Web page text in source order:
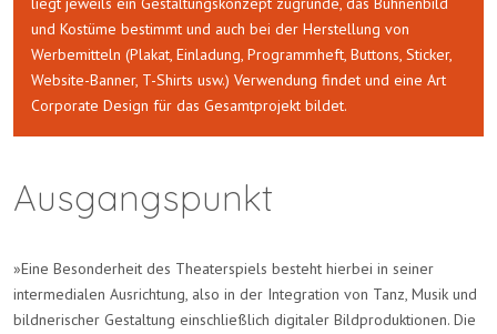
und Kostüme bestimmt und auch bei der Herstellung von
Werbemitteln (Plakat, Einladung, Programmheft, Buttons, Sticker,
Website-Banner, T-Shirts usw.) Verwendung findet und eine Art
Corporate Design für das Gesamtprojekt bildet.
Ausgangspunkt
»Eine Besonderheit des Theaterspiels besteht hierbei in seiner
intermedialen Ausrichtung, also in der Integration von Tanz, Musik und
bildnerischer Gestaltung einschließlich digitaler Bildproduktionen. Die